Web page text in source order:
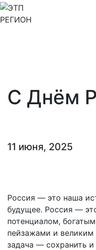
С Днём
11 июня, 2025
Россия — это наша
будущее. Россия —
потенциалом,
пейзажами и
задача — сохранить и